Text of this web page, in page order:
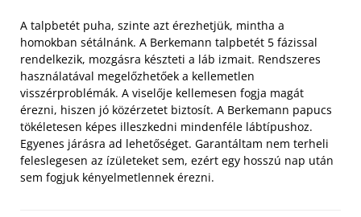
A talpbetét puha, szinte azt érezhetjük, mintha a
homokban sétálnánk. A Berkemann talpbetét 5 fázissal
rendelkezik, mozgásra készteti a láb izmait. Rendszeres
használatával megelőzhetőek a kellemetlen
visszérproblémák. A viselője kellemesen fogja magát
érezni, hiszen jó közérzetet biztosít. A Berkemann papucs
tökéletesen képes illeszkedni mindenféle lábtípushoz.
Egyenes járásra ad lehetőséget. Garantáltam nem terheli
feleslegesen az ízületeket sem, ezért egy hosszú nap után
sem fogjuk kényelmetlennek érezni.